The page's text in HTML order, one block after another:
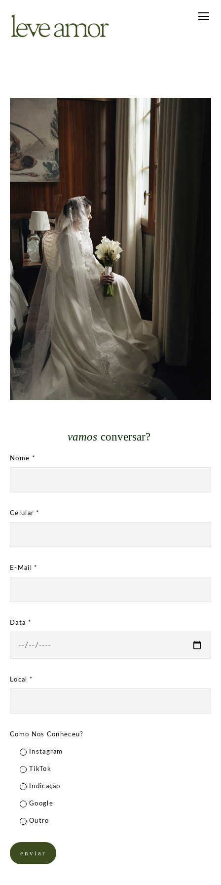
vamos conversar?
Nome *
Celular *
E-Mail *
Data *
Local *
Como Nos Conheceu?
Instagram
TikTok
Indicação
Google
Outro
enviar